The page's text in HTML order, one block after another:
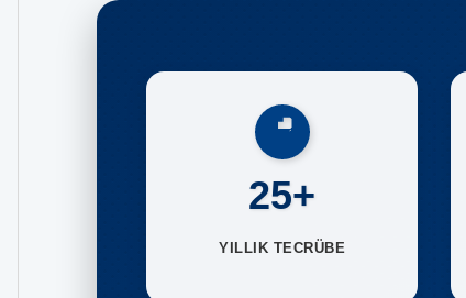
25+
YILLIK TECRÜBE